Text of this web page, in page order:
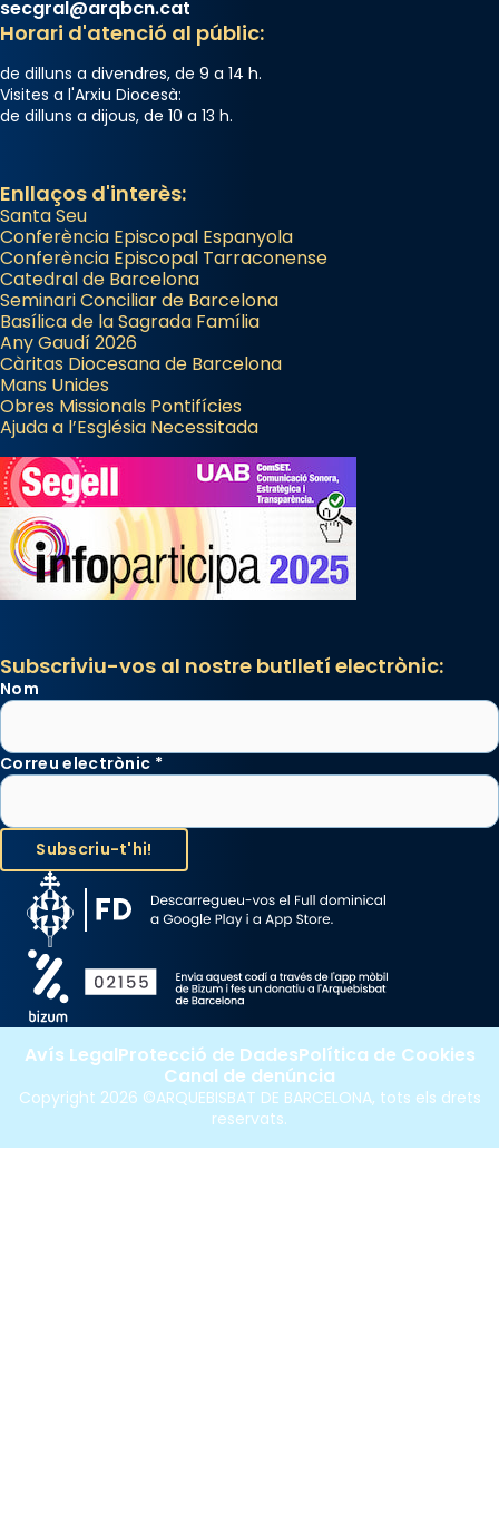
secgral@arqbcn.cat
Horari d'atenció al públic:
de dilluns a divendres, de 9 a 14 h.
Visites a l'Arxiu Diocesà:
de dilluns a dijous, de 10 a 13 h.
Enllaços d'interès:
Santa Seu
Conferència Episcopal Espanyola
Conferència Episcopal Tarraconense
Catedral de Barcelona
Seminari Conciliar de Barcelona
Basílica de la Sagrada Família
Any Gaudí 2026
Càritas Diocesana de Barcelona
Mans Unides
Obres Missionals Pontifícies
Ajuda a l’Església Necessitada
Subscriviu-vos al nostre butlletí electrònic:
Nom
Correu electrònic *
Copyright 2026 ©ARQUEBISBAT DE BARCELONA, tots els drets
reservats.
Avís LegalProtecció de DadesPolítica de Cookies
Canal de denúncia